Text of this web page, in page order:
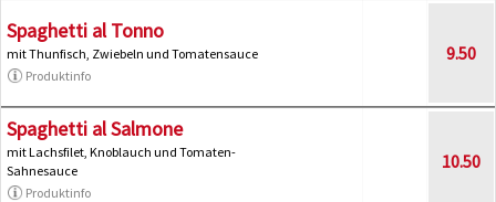
Spaghetti al Tonno
mit Thunfisch, Zwiebeln und Tomatensauce
Produktinfo
9.50
Spaghetti al Salmone
mit Lachsfilet, Knoblauch und Tomaten-
Sahnesauce
Produktinfo
10.50